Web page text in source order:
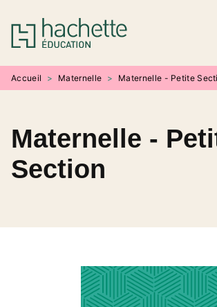
MENU RECHERCHE
PIED DE PAGE
Accueil > Maternelle > Maternelle - Petite
Maternelle -
Section